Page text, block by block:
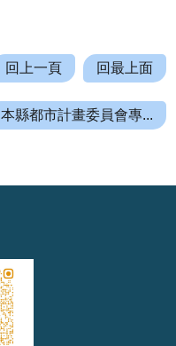
回上一頁 回最上面
本縣都市計畫委員會專...